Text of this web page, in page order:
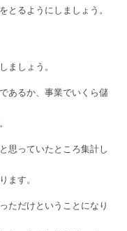
とるようにしましょう。
ましょう。
あるか、事業でいくら儲
思っていたところ集計し
ます。
ただけということになり